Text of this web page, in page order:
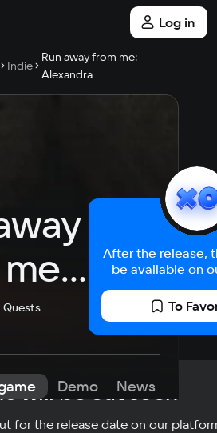
Log in
Indie
Run away from me:
Alexandra
Quests
After the release,
be available on
To
Demo News
will be out soon
for the release date on our